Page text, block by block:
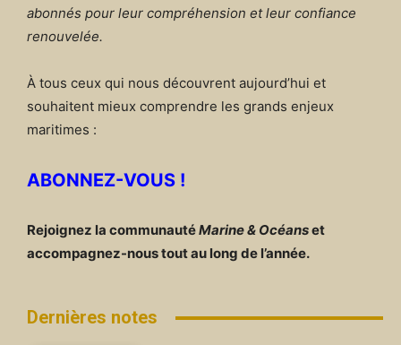
abonnés pour leur compréhension et leur confiance
renouvelée.
À tous ceux qui nous découvrent aujourd’hui et
souhaitent mieux comprendre les grands enjeux
maritimes :
ABONNEZ-VOUS !
Rejoignez la communautéMarine & Océanset
accompagnez-nous tout au long de l’année.
Dernières notes